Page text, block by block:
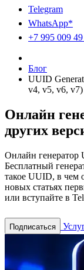
Telegram
WhatsApp*
+7 995 009
Блог
UUID
v4, v5, v6, v7)
Онлайн
других
Онлайн генератор
Бесплатный
такое UUID, в чем
новых статьях
или вступайте в
Подписаться